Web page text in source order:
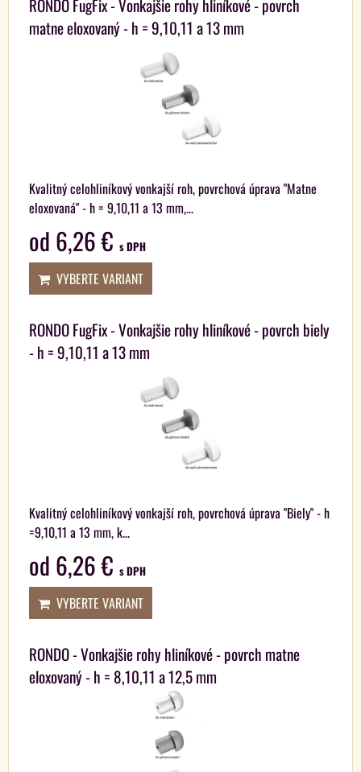
RONDO FugFix - Vonkajšie rohy hliníkové - povrch
matne eloxovaný - h = 9,10,11 a 13 mm
Kvalitný celohliníkový vonkajší roh, povrchová úprava "Matne
eloxovaná" - h = 9,10,11 a 13 mm,...
od 6,26 € s DPH
VYBERTE VARIANT
RONDO FugFix - Vonkajšie rohy hliníkové - povrch biely
- h = 9,10,11 a 13 mm
Kvalitný celohliníkový vonkajší roh, povrchová úprava "Biely" - h
=9,10,11 a 13 mm, k...
od 6,26 € s DPH
VYBERTE VARIANT
RONDO - Vonkajšie rohy hliníkové - povrch matne
eloxovaný - h = 8,10,11 a 12,5 mm